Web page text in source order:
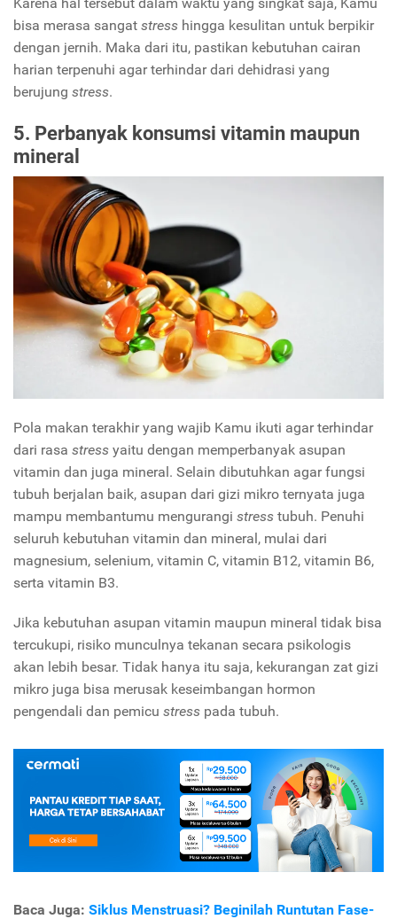
bisa merasa sangat stress hingga kesulitan untuk berpikir
dengan jernih. Maka dari itu, pastikan kebutuhan cairan
harian terpenuhi agar terhindar dari dehidrasi yang
berujung stress.
5. Perbanyak konsumsi vitamin maupun
mineral
Pola makan terakhir yang wajib Kamu ikuti agar terhindar
dari rasa stress yaitu dengan memperbanyak asupan
vitamin dan juga mineral. Selain dibutuhkan agar fungsi
tubuh berjalan baik, asupan dari gizi mikro ternyata juga
mampu membantumu mengurangi stress tubuh. Penuhi
seluruh kebutuhan vitamin dan mineral, mulai dari
magnesium, selenium, vitamin C, vitamin B12, vitamin B6,
serta vitamin B3.
Jika kebutuhan asupan vitamin maupun mineral tidak bisa
tercukupi, risiko munculnya tekanan secara psikologis
akan lebih besar. Tidak hanya itu saja, kekurangan zat gizi
mikro juga bisa merusak keseimbangan hormon
pengendali dan pemicu stress pada tubuh.
Baca Juga: Siklus Menstruasi? Beginilah Runtutan Fase-